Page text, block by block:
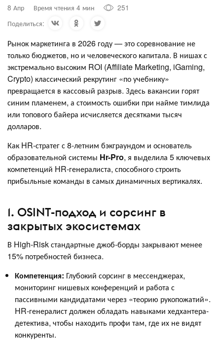
8 Апр Время чтения 4 мин
251
Поделиться:
Рынок маркетинга в 2026 году — это соревнование не
только бюджетов, но и человеческого капитала. В нишах с
экстремально высоким ROI (Affiliate Marketing, iGaming,
Crypto) классический рекрутинг «по учебнику»
превращается в кассовый разрыв. Здесь вакансии горят
синим пламенем, а стоимость ошибки при найме тимлида
или топового байера исчисляется десятками тысяч
долларов.
Как HR-стратег с 8-летним бэкграундом и основатель
образовательной системы Hr-Pro, я выделила 5 ключевых
компетенций HR-генералиста, способного строить
прибыльные команды в самых динамичных вертикалях.
1. OSINT-подход и сорсинг в
закрытых экосистемах
В High-Risk стандартные джоб-борды закрывают менее
15% потребностей бизнеса.
Компетенция: Глубокий сорсинг в мессенджерах,
мониторинг нишевых конференций и работа с
пассивными кандидатами через «теорию рукопожатий».
HR-генералист должен обладать навыками хедхантера-
детектива, чтобы находить профи там, где их не видят
конкуренты.